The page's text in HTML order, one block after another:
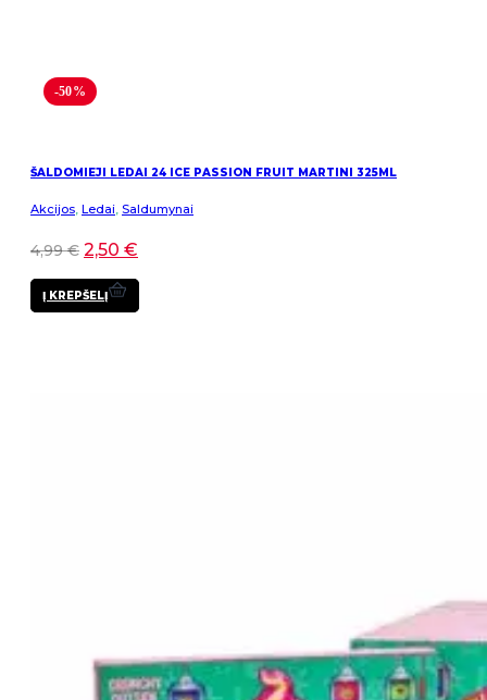
-50%
ŠALDOMIEJI LEDAI 24 ICE PASSION FRUIT MARTINI 325ML
Akcijos, Ledai, Saldumynai
4,99€ 2,50 €
Į KREPŠELĮ